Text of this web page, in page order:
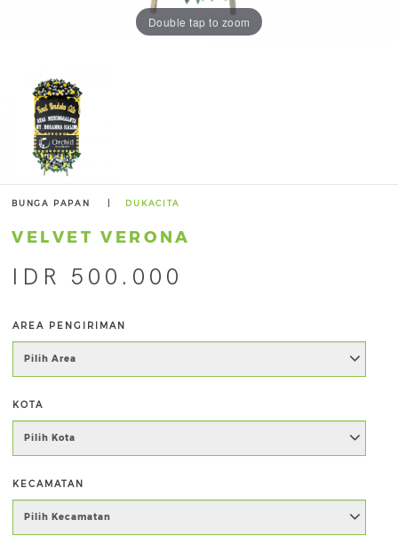
Double tap to zoom
BUNGA PAPAN DUKACITA
VELVET VERONA
IDR 500.000
AREA PENGIRIMAN
KOTA
KECAMATAN